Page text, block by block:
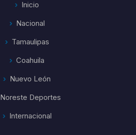
Inicio
Nacional
Tamaulipas
Coahuila
Nuevo León
Noreste Deportes
Internacional